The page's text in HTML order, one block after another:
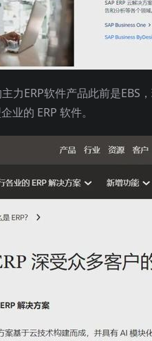
力ERP软件产品此前是
业的 ERP 软件。